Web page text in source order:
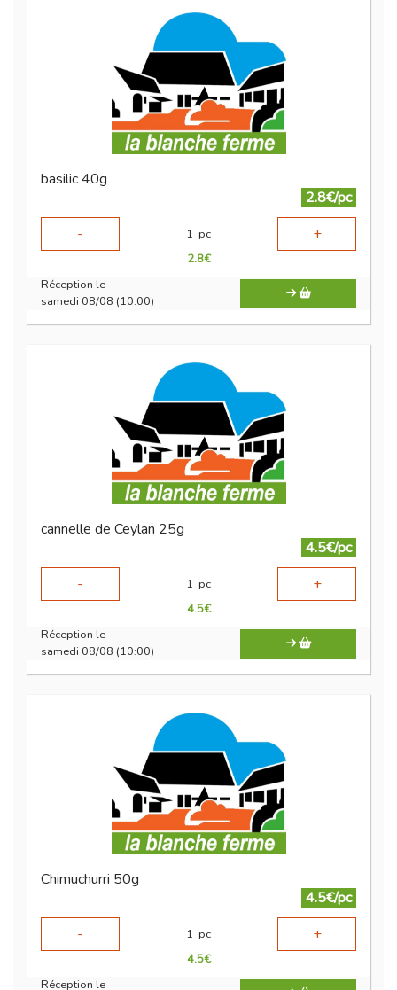
basilic 40g
2.8€/pc
-
1 pc +
2.8€
Réception le
samedi 08/08 (10:00)
cannelle de Ceylan 25g
4.5€/pc
-
1 pc +
4.5€
Réception le
samedi 08/08 (10:00)
Chimuchurri 50g
4.5€/pc
-
1 pc +
4.5€
Réception le